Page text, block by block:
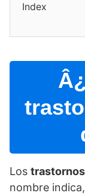
Index
Los
nombre